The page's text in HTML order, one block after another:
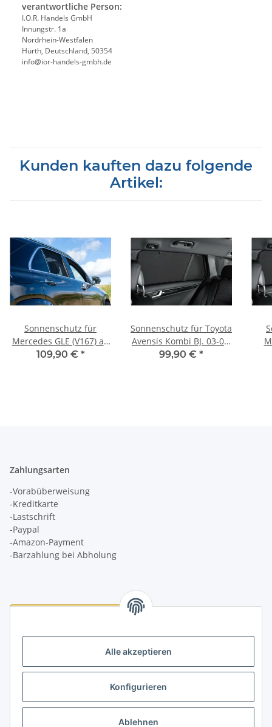
Alle akzeptieren
Konfigurieren
Ablehnen
verantwortliche Person:
I.O.R. Handels GmbH
Innungstr. 1a
Nordrhein-Westfalen
Hürth, Deutschland, 50354
info@ior-handels-gmbh.de
Kunden kauften dazu folgende
Artikel:
Sonnenschutz für
Mercedes GLE (V167) ab
BJ.2019, Komplett Set
109,90 € *
Sonnenschutz für Toyota
Avensis Kombi BJ. 03-08,
6-teilig
99,90 € *
Zahlungsarten
-Vorabüberweisung
-Kreditkarte
-Lastschrift
-Paypal
-Amazon-Payment
-Barzahlung bei Abholung
Informationen